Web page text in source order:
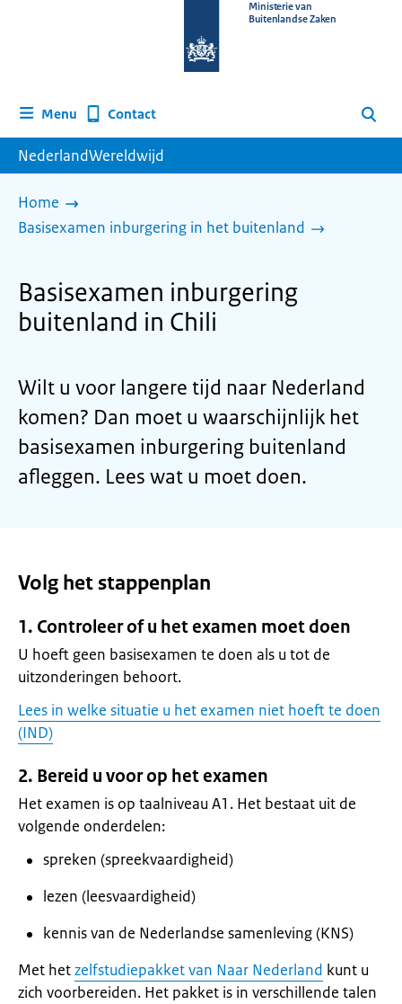
homepage
Ministerie van
Buitenlandse Zaken
Menu Contact Zoeken
NederlandWereldwijd
Home
Basisexamen inburgering in het buitenland
Basisexamen inburgering
buitenland in Chili
Wilt u voor langere tijd naar Nederland
komen? Dan moet u waarschijnlijk het
basisexamen inburgering buitenland
afleggen. Lees wat u moet doen.
Volg het stappenplan
1. Controleer of u het examen moet doen
U hoeft geen basisexamen te doen als u tot de
uitzonderingen behoort.
Lees in welke situatie u het examen niet hoeft te doen
(IND)
2. Bereid u voor op het examen
Het examen is op taalniveau A1. Het bestaat uit de
volgende onderdelen:
spreken (spreekvaardigheid)
lezen (leesvaardigheid)
kennis van de Nederlandse samenleving (KNS)
Met hetzelfstudiepakket van Naar Nederland kunt u
zich voorbereiden. Het pakket is in verschillende talen